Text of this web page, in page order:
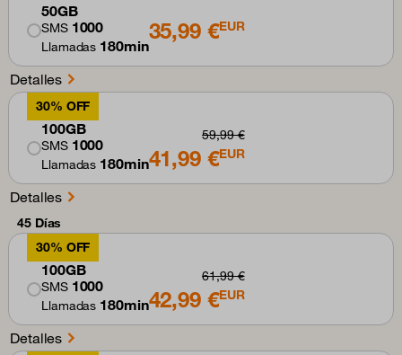
50GB
SMS 1000
Llamadas 180min
35,99 €EUR
Detalles
30% OFF
100GB
SMS 1000
Llamadas 180min
59,99 €
41,99 €EUR
Detalles
45 Días
30% OFF
100GB
SMS 1000
Llamadas 180min
61,99 €
42,99 €EUR
Detalles